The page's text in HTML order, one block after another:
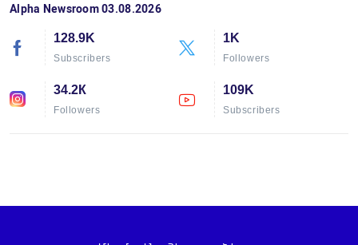
Alpha Newsroom 03.08.2026
128.9K
Subscribers
1K
Followers
34.2К
Followers
109K
Subscribers